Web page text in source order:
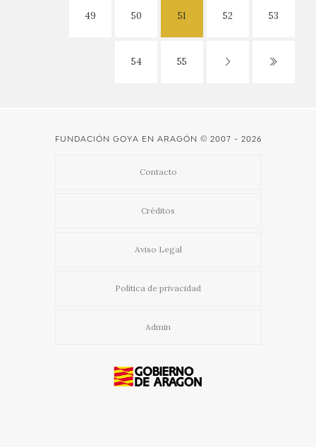
49 50 51 52 53
54 55
FUNDACIÓN GOYA EN ARAGÓN © 2007 - 2026
Contacto
Créditos
Aviso Legal
Política de privacidad
Admin